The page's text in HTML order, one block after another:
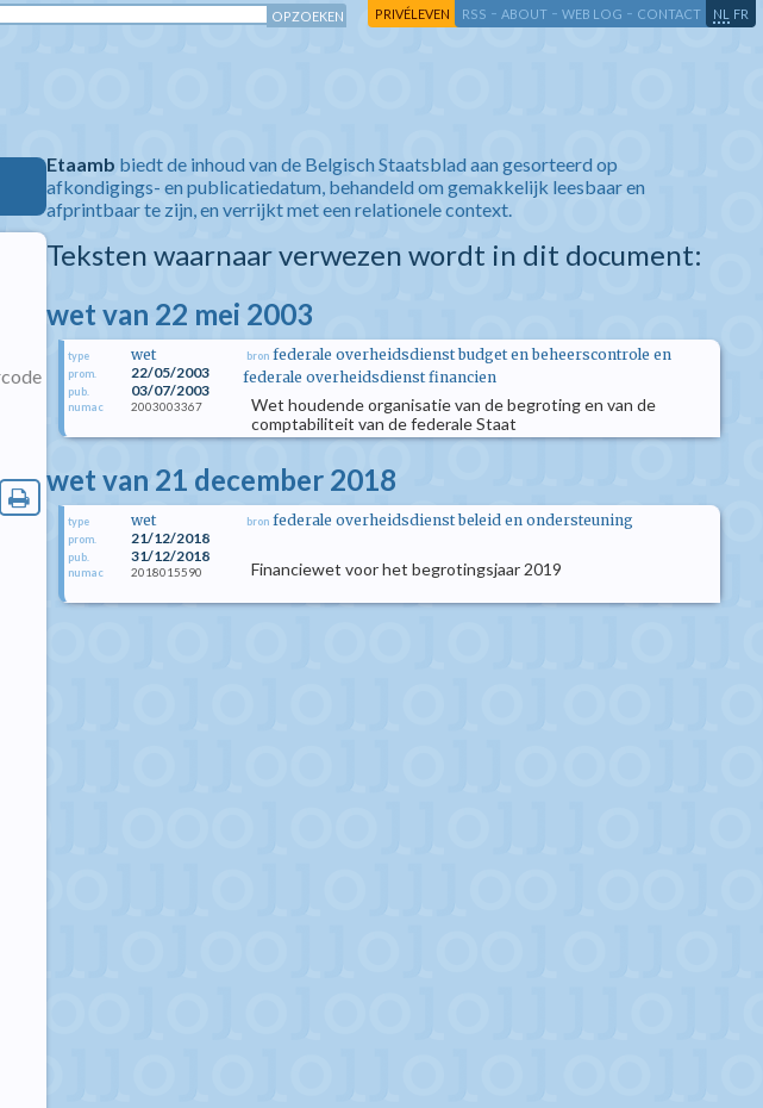
PRIVÉLEVEN RSS - ABOUT - WEB LOG - CONTACT NL FR
Etaamb biedt de inhoud van de Belgisch Staatsblad aan gesorteerd op
afkondigings- en publicatiedatum, behandeld om gemakkelijk leesbaar en
afprintbaar te zijn, en verrijkt met een relationele context.
Teksten waarnaar verwezen wordt in dit document:
wet van 22 mei 2003
type wet
prom. 22/05/2003
pub. 03/07/2003
numac 2003003367
bron federale overheidsdienst budget en beheerscontrole en
federale overheidsdienst financien
Wet houdende organisatie van de begroting en van de
comptabiliteit van de federale Staat
wet van 21 december 2018
type wet
prom. 21/12/2018
pub. 31/12/2018
numac 2018015590
bron federale overheidsdienst beleid en ondersteuning
Financiewet voor het begrotingsjaar 2019